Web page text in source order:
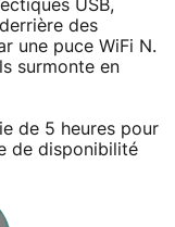
USB,
des
une puce WiFi N.
surmonte en
de 5 heures pour
de disponibilité